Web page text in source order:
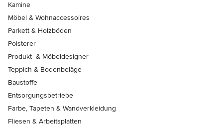
Kamine
Möbel & Wohnaccessoires
Parkett & Holzböden
Polsterer
Produkt- & Möbeldesigner
Teppich & Bodenbeläge
Baustoffe
Entsorgungsbetriebe
Farbe, Tapeten & Wandverkleidung
Fliesen & Arbeitsplatten